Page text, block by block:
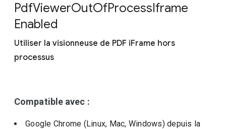
Inclure les règles obsolètes
PdfViewerOutOfProcessIframe
Enabled
Utiliser la visionneuse de PDF iFrame hors
processus
Compatible avec :
Google Chrome (Linux, Mac, Windows)depuis la